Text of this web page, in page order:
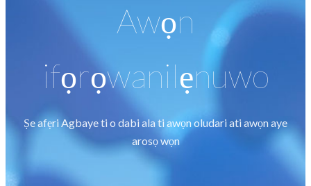
Awọn
ifọrọwanilẹnuwo
Ṣe afẹri Agbaye ti o dabi ala ti awọn oludari ati awọn aye
arosọ wọn